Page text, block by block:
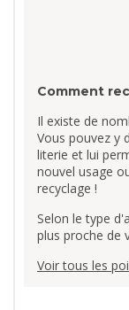
Comment
Il existe de
Vous pouvez y
literie et lui
nouvel usage
recyclage !
Selon le type
plus proche de
Voir tous les